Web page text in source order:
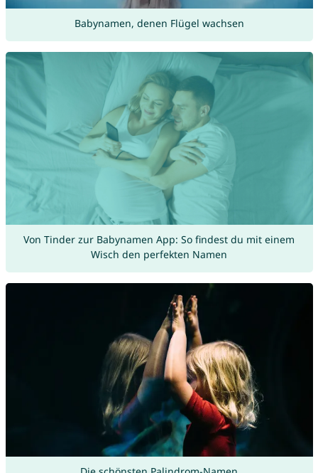
Babynamen, denen Flügel wachsen
Von Tinder zur Babynamen App: So findest du mit einem
Wisch den perfekten Namen